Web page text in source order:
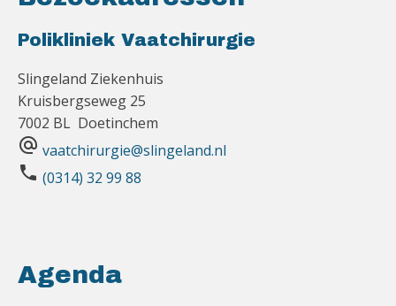
Polikliniek Vaatchirurgie
Slingeland Ziekenhuis
Kruisbergseweg 25
7002 BL Doetinchem
alternate_email vaatchirurgie@slingeland.nl
phone (0314) 32 99 88
Agenda